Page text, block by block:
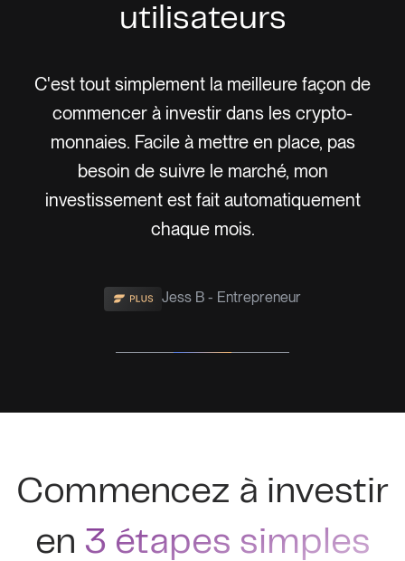
utilisateurs
C'est tout simplement la meilleure façon de
commencer à investir dans les crypto-
monnaies. Facile à mettre en place, pas
besoin de suivre le marché, mon
investissement est fait automatiquement
chaque mois.
Jess B - Entrepreneur
Commencez à investir
en 3 étapes simples